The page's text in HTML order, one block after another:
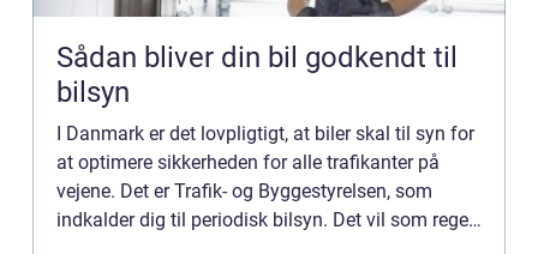
Sådan bliver din bil godkendt til
bilsyn
I Danmark er det lovpligtigt, at biler skal til syn for
at optimere sikkerheden for alle trafikanter på
vejene. Det er Trafik- og Byggestyrelsen, som
indkalder dig til periodisk bilsyn. Det vil som regel